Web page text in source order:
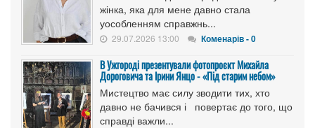
жінка, яка для мене давно стала
уособленням справжнь...
29.07.2026 13:00 Коменарів - 0
В Ужгороді презентували фотопроєкт Михайла
Дороговича та Ірини Янцо - «Під старим небом»
Мистецтво має силу зводити тих, хто
давно не бачився і повертає до того, що
справді важли...